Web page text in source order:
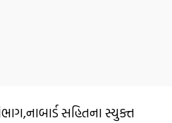
સહિતના સ્યુક્ત